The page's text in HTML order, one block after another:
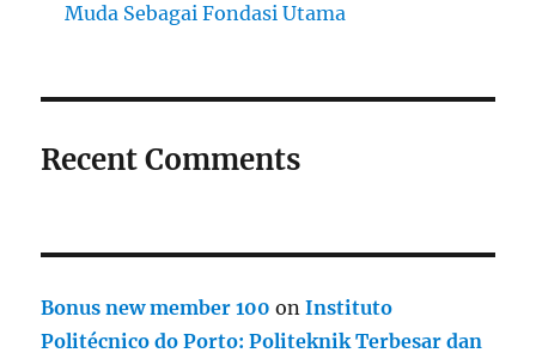
Muda Sebagai Fondasi Utama
Recent Comments
Bonus new member 100 onInstituto
Politécnico do Porto: Politeknik Terbesar dan